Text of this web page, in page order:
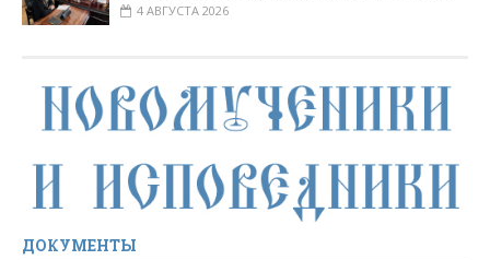
4 АВГУСТА 2026
ДОКУМЕНТЫ